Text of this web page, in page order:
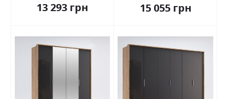
13 293 грн 15 055 грн